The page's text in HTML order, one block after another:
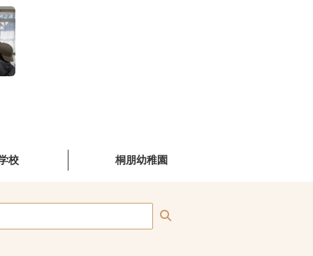
校 桐朋幼稚園